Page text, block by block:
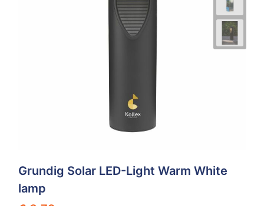
Grundig Solar LED-Light Warm White
lamp